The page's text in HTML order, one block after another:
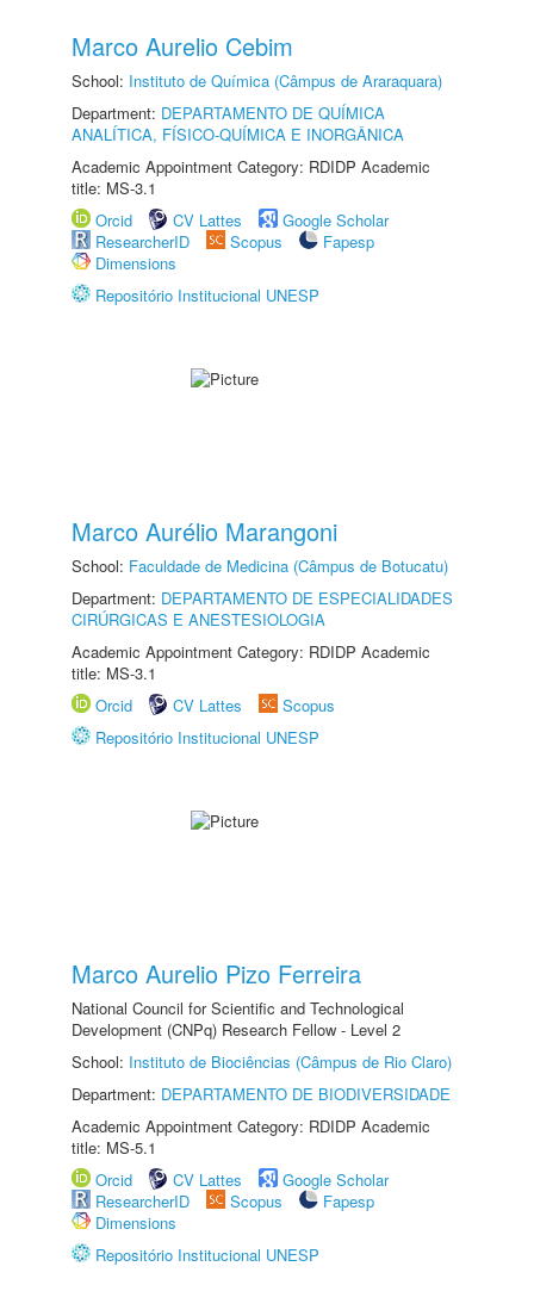
Marco Aurelio Cebim
School: Instituto de Química (Câmpus de Araraquara)
Department: DEPARTAMENTO DE QUÍMICA
ANALÍTICA, FÍSICO-QUÍMICA E INORGÂNICA
Academic Appointment Category: RDIDP Academic
title: MS-3.1
Orcid
CV Lattes
Google Scholar
ResearcherID
Scopus
Fapesp
Dimensions
Repositório Institucional UNESP
Marco Aurélio Marangoni
School: Faculdade de Medicina (Câmpus de Botucatu)
Department: DEPARTAMENTO DE ESPECIALIDADES
CIRÚRGICAS E ANESTESIOLOGIA
Academic Appointment Category: RDIDP Academic
title: MS-3.1
Orcid
CV Lattes
Scopus
Repositório Institucional UNESP
Marco Aurelio Pizo Ferreira
National Council for Scientific and Technological
Development (CNPq) Research Fellow - Level 2
School: Instituto de Biociências (Câmpus de Rio Claro)
Department: DEPARTAMENTO DE BIODIVERSIDADE
Academic Appointment Category: RDIDP Academic
title: MS-5.1
Orcid
CV Lattes
Google Scholar
ResearcherID
Scopus
Fapesp
Dimensions
Repositório Institucional UNESP